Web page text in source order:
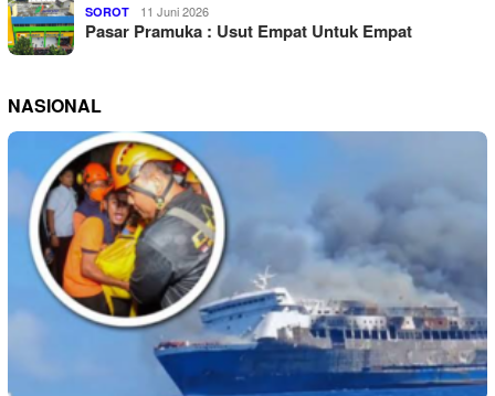
SOROT 11 Juni 2026
Pasar Pramuka : Usut Empat Untuk Empat
NASIONAL